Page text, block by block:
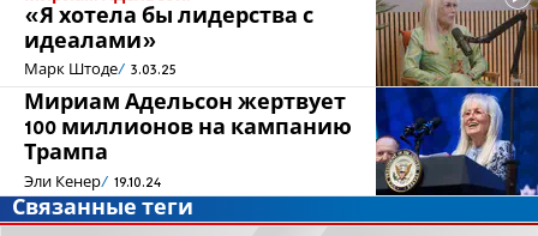
«Я хотела бы лидерства с
идеалами»
Марк Штоде 3.03.25
Мириам Адельсон жертвует
100 миллионов на кампанию
Трампа
Эли Кенер 19.10.24
Связанные теги